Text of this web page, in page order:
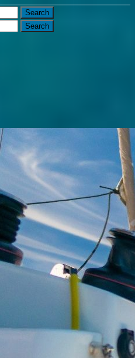
Узнать больше. Хорошо,